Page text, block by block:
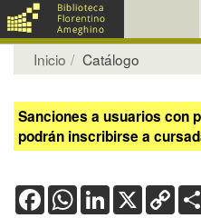
Inicio Catálogo
Sanciones a usuarios con
podrán inscribirse a
FacebookWhatsApp
LinkedIn
X
Link